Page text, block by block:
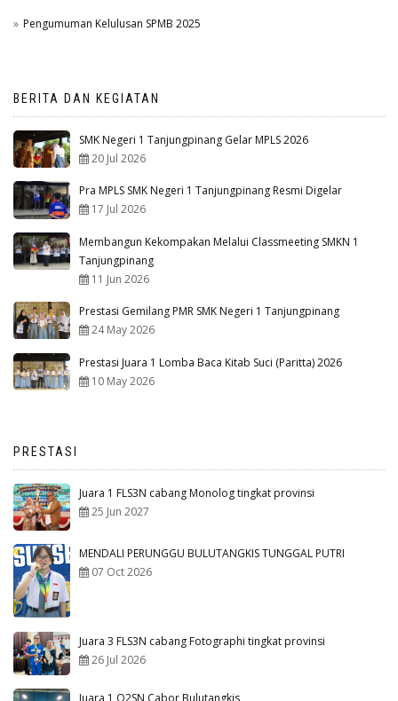
Pengumuman Kelulusan SPMB 2025
BERITA DAN KEGIATAN
SMK Negeri 1 Tanjungpinang Gelar MPLS 2026
20 Jul 2026
Pra MPLS SMK Negeri 1 Tanjungpinang Resmi Digelar
17 Jul 2026
Membangun Kekompakan Melalui Classmeeting SMKN 1
Tanjungpinang
11 Jun 2026
Prestasi Gemilang PMR SMK Negeri 1 Tanjungpinang
24 May 2026
Prestasi Juara 1 Lomba Baca Kitab Suci (Paritta) 2026
10 May 2026
PRESTASI
Juara 1 FLS3N cabang Monolog tingkat provinsi
25 Jun 2027
MENDALI PERUNGGU BULUTANGKIS TUNGGAL PUTRI
07 Oct 2026
Juara 3 FLS3N cabang Fotographi tingkat provinsi
26 Jul 2026
Juara 1 O2SN Cabor Bulutangkis